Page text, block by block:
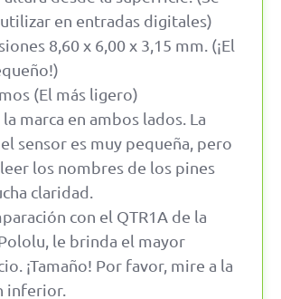
en entradas digitales)
8,60 x 6,00 x 3,15 mm. (¡El
(El más ligero)
marca en ambos lados. La
sensor es muy pequeña, pero
los nombres de los pines
claridad.
con el QTR1A de la
le brinda el mayor
¡Tamaño! Por favor, mire a la
inferior.